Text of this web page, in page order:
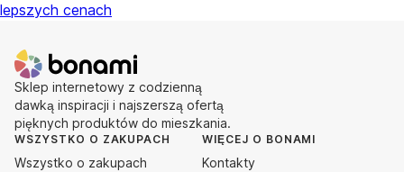
lepszych cenach
Sklep internetowy z codzienną
dawką inspiracji i najszerszą ofertą
pięknych produktów do mieszkania.
WSZYSTKO O ZAKUPACH
Wszystko o zakupach
WIĘCEJ O BONAMI
Kontakty